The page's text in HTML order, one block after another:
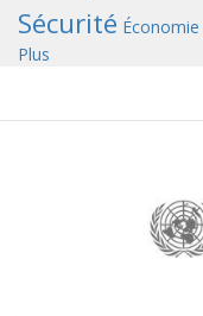
Sécurité Économie
Plus